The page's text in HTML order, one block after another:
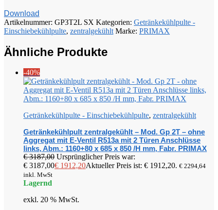
Download
Artikelnummer: GP3T2L SX Kategorien: Getränkekühlpulte -
Einschiebekühlpulte, zentralgekühlt Marke: PRIMAX
Ähnliche Produkte
-40%
Getränkekühlpulte - Einschiebekühlpulte, zentralgekühlt
Getränkekühlpult zentralgekühlt – Mod. Gp 2T – ohne
Aggregat mit E-Ventil R513a mit 2 Türen Anschlüsse
links, Abm.: 1160+80 x 685 x 850 /H mm, Fabr. PRIMAX
€3187,00 Ursprünglicher Preis war:
€ 3187,00€ 1912,20Aktueller Preis ist: € 1912,20. € 2294,64
inkl. MwSt
Lagernd
exkl. 20 % MwSt.